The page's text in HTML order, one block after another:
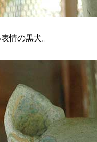
情の黒犬。